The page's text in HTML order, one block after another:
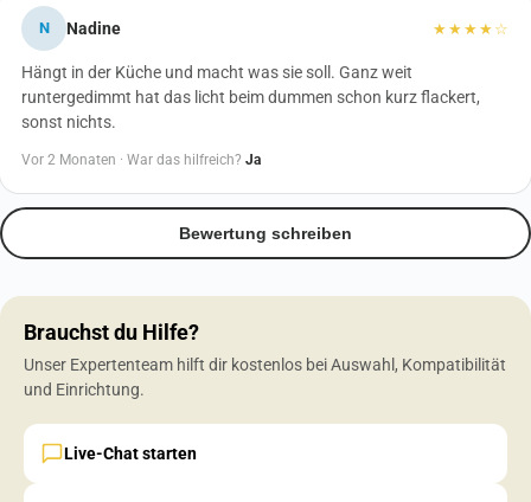
N Nadine ★★★★☆
Hängt in der Küche und macht was sie soll. Ganz weit
runtergedimmt hat das licht beim dummen schon kurz flackert,
sonst nichts.
Vor 2 Monaten · War das hilfreich? Ja
Bewertung schreiben
Brauchst du Hilfe?
Unser Expertenteam hilft dir kostenlos bei Auswahl, Kompatibilität
und Einrichtung.
Live-Chat starten